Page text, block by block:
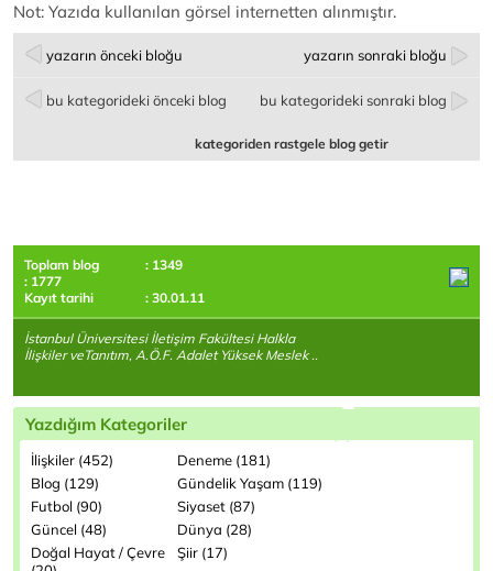
Not: Yazıda kullanılan görsel internetten alınmıştır.
yazarın önceki bloğu yazarın sonraki bloğu
bu kategorideki önceki blog bu kategorideki sonraki blog
kategoriden rastgele blog getir
Toplam blog
: 1349
: 1777
Kayıt tarihi
: 30.01.11
İstanbul Üniversitesi İletişim Fakültesi Halkla
İlişkiler veTanıtım, A.Ö.F. Adalet Yüksek Meslek ..
Yazdığım Kategoriler
İlişkiler (452)
Deneme (181)
Blog (129)
Gündelik Yaşam (119)
Futbol (90)
Siyaset (87)
Güncel (48)
Dünya (28)
Doğal Hayat / Çevre
Şiir (17)